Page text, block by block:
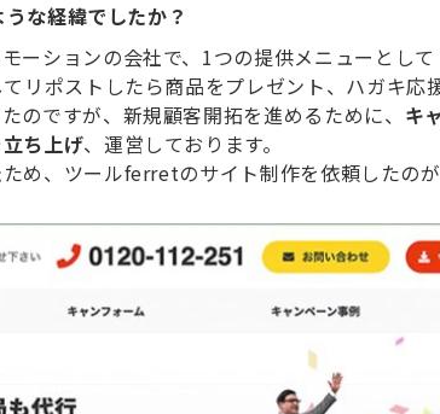
な経緯でしたか？
ーションの会社で、1つの提供メニューとし
リポストしたら商品をプレゼント、ハガキ
のですが、新規顧客開拓を進めるために、 キ
ち上げ、運営しております。
ため、ツールferretのサイト制作を依頼したの